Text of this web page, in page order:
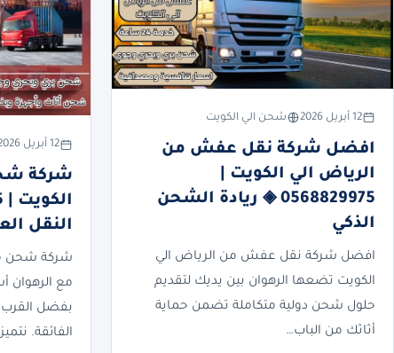
12 أبريل 2026 شحن الي الكويت
افضل شركة نقل عفش من
الرياض الي الكويت |
0568829975 ◈ ريادة الشحن
الذكي
افضل شركة نقل عفش من الرياض الي
الكويت تضعها الرهوان بين يديك لتقديم
حلول شحن دولية متكاملة تضمن حماية
أثاثك من الباب…
12 أبريل 2026
شركة
النقل
شركة شحن
مع
بفضل القرب
الفائقة.